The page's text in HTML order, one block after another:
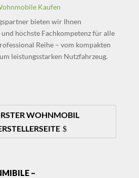
bieten wir Ihnen
höchste Fachkompetenz für alle
Reihe – vom kompakten
leistungsstarken Nutzfahrzeug.
WOHNMOBIL
–